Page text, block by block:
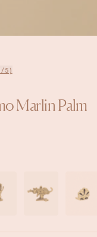
5)
Marlin Palm